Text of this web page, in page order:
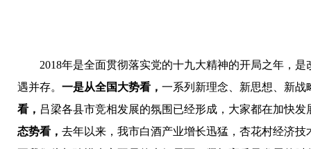
2018年是全面贯彻落实党的十九大精神的开局之年，
遇并存。 一是从全国大势看， 一系列新理念、新思想、新
看， 吕梁各县市竞相发展的氛围已经形成，大家都在加快
态势看， 去年以来，我市白酒产业增长迅猛，杏花村经济